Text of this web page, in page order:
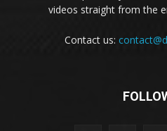
videos straight from the
Contact us: